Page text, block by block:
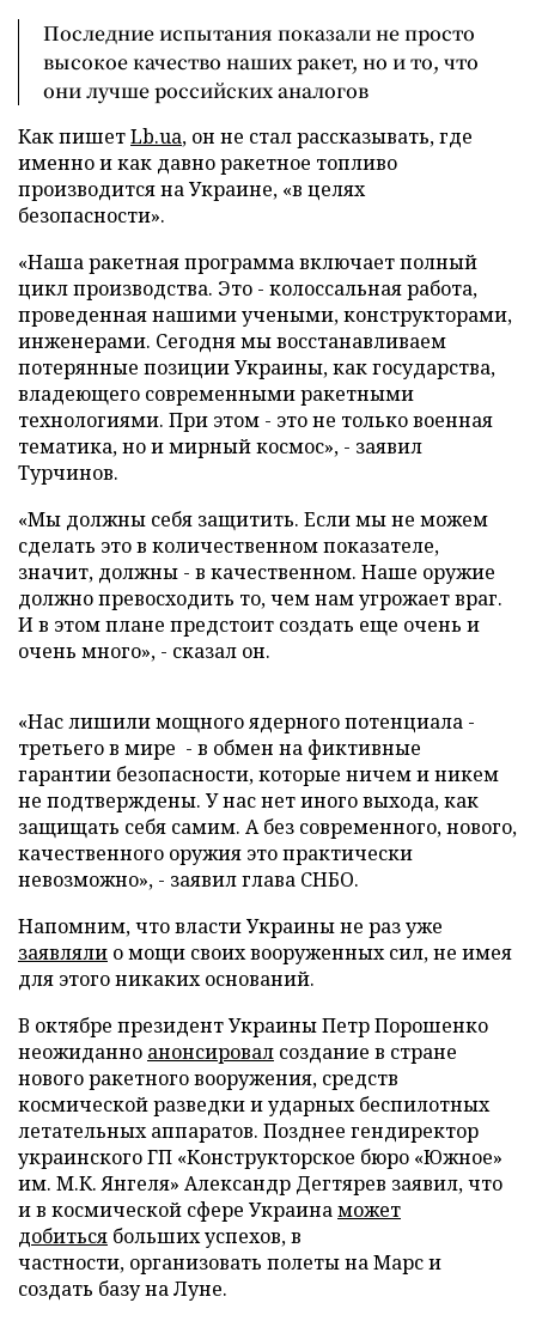
Последние испытания показали не просто
высокое качество наших ракет, но и то, что
они лучше российских аналогов
Как пишетLb.ua, он не стал рассказывать, где
именно и как давно ракетное топливо
производится на Украине, «в целях
безопасности».
«Наша ракетная программа включает полный
цикл производства. Это - колоссальная работа,
проведенная нашими учеными, конструкторами,
инженерами. Сегодня мы восстанавливаем
потерянные позиции Украины, как государства,
владеющего современными ракетными
технологиями. При этом - это не только военная
тематика, но и мирный космос», - заявил
Турчинов.
«Мы должны себя защитить. Если мы не можем
сделать это в количественном показателе,
значит, должны - в качественном. Наше оружие
должно превосходить то, чем нам угрожает враг.
И в этом плане предстоит создать еще очень и
очень много», - сказал он.
«Нас лишили мощного ядерного потенциала -
третьего в мире - в обмен на фиктивные
гарантии безопасности, которые ничем и никем
не подтверждены. У нас нет иного выхода, как
защищать себя самим. А без современного, нового,
качественного оружия это практически
невозможно», - заявил глава СНБО.
Напомним, что власти Украины не раз уже
заявляли о мощи своих вооруженных сил, не имея
для этого никаких оснований.
В октябре президент Украины Петр Порошенко
неожиданно анонсировал создание в стране
нового ракетного вооружения, средств
космической разведки и ударных беспилотных
летательных аппаратов. Позднее гендиректор
украинского ГП «Конструкторское бюро «Южное»
им. М.К. Янгеля» Александр Дегтярев заявил, что
и в космической сфере Украинаможет
добиться больших успехов, в
частности, организовать полеты на Марс и
создать базу на Луне.